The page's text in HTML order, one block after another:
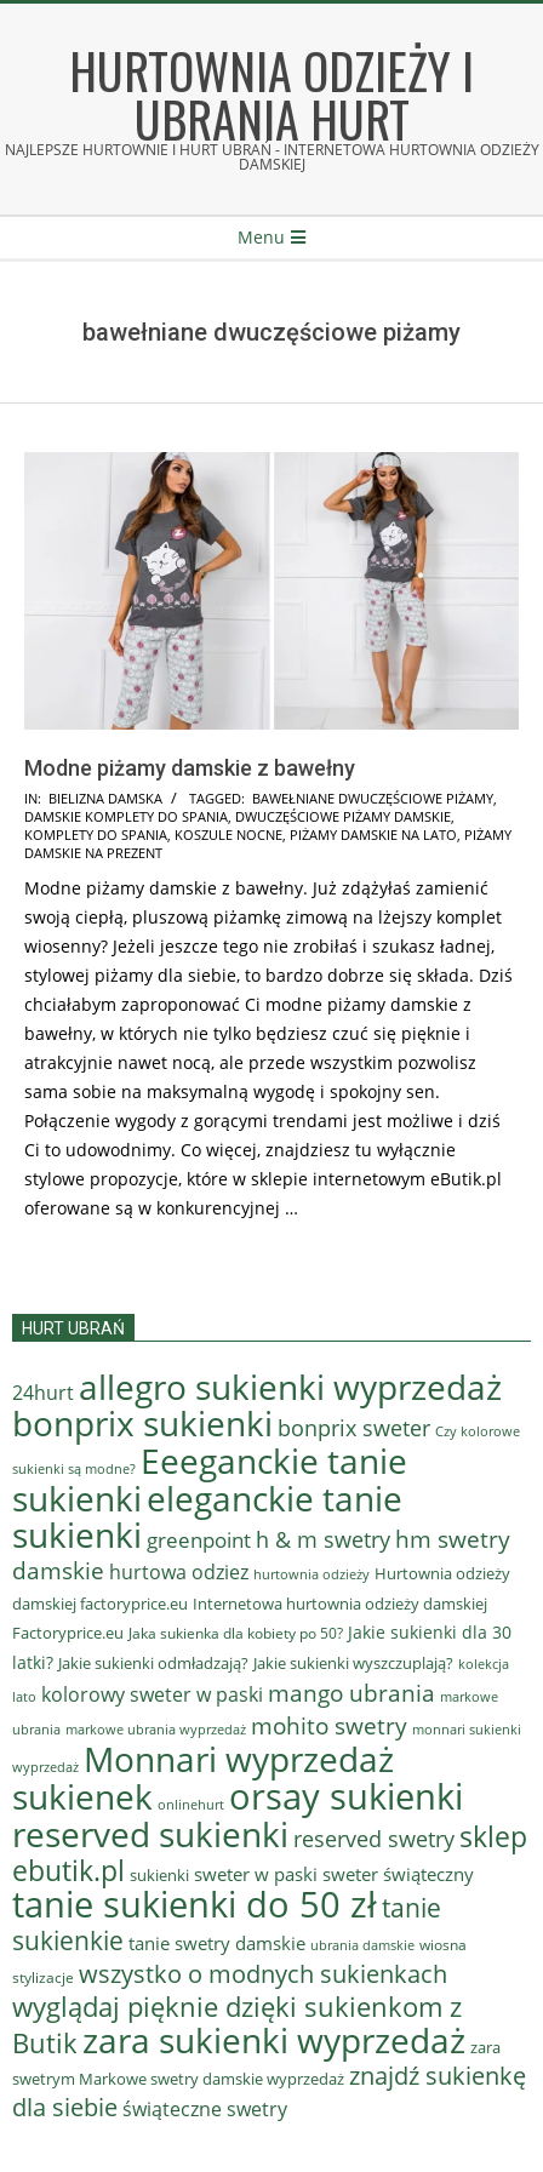
HURTOWNIA ODZIEŻY I
UBRANIA HURT
NAJLEPSZE HURTOWNIE I HURT UBRAŃ - INTERNETOWA HURTOWNIA ODZIEŻY
DAMSKIEJ
Menu
bawełniane dwuczęściowe piżamy
Modne piżamy damskie z bawełny
2024-
09-
20
IN: BIELIZNA DAMSKA TAGGED: BAWEŁNIANE DWUCZĘŚCIOWE PIŻAMY,
DAMSKIE KOMPLETY DO SPANIA, DWUCZĘŚCIOWE PIŻAMY DAMSKIE,
KOMPLETY DO SPANIA, KOSZULE NOCNE, PIŻAMY DAMSKIE NA LATO, PIŻAMY
DAMSKIE NA PREZENT
Modne piżamy damskie z bawełny. Już zdążyłaś zamienić
swoją ciepłą, pluszową piżamkę zimową na lżejszy komplet
wiosenny? Jeżeli jeszcze tego nie zrobiłaś i szukasz ładnej,
stylowej piżamy dla siebie, to bardzo dobrze się składa. Dziś
chciałabym zaproponować Ci modne piżamy damskie z
bawełny, w których nie tylko będziesz czuć się pięknie i
atrakcyjnie nawet nocą, ale przede wszystkim pozwolisz
sama sobie na maksymalną wygodę i spokojny sen.
Połączenie wygody z gorącymi trendami jest możliwe i dziś
Ci to udowodnimy. Co więcej, znajdziesz tu wyłącznie
stylowe propozycje, które w sklepie internetowym eButik.pl
oferowane są w konkurencyjnej …
HURT UBRAŃ
24hurt allegro sukienki wyprzedaż
bonprix sukienki bonprix sweter Czy kolorowe
sukienki są modne? Eeeganckie tanie
sukienkieleganckie tanie
sukienki greenpoint h & m swetry hm swetry
damskie hurtowa odziez hurtownia odzieży Hurtownia odzieży
damskiej factoryprice.eu Internetowa hurtownia odzieży damskiej
Factoryprice.eu Jaka sukienka dla kobiety po 50? Jakie sukienki dla 30
latki? Jakie sukienki odmładzają? Jakie sukienki wyszczuplają? kolekcja
lato kolorowy sweter w paski mango ubrania markowe
ubrania markowe ubrania wyprzedaż mohito swetry monnari sukienki
wyprzedaż Monnari wyprzedaż
sukienek onlinehurt orsay sukienki
reserved sukienki reserved swetry sklep
ebutik.pl sukienki sweter w paski sweter świąteczny
tanie sukienki do 50 złtanie
sukienkie tanie swetry damskie ubrania damskie wiosna
stylizacje wszystko o modnych sukienkach
wyglądaj pięknie dzięki sukienkom z
Butik zara sukienki wyprzedaż zara
swetrym Markowe swetry damskie wyprzedaż znajdź sukienkę
dla siebieświąteczne swetry